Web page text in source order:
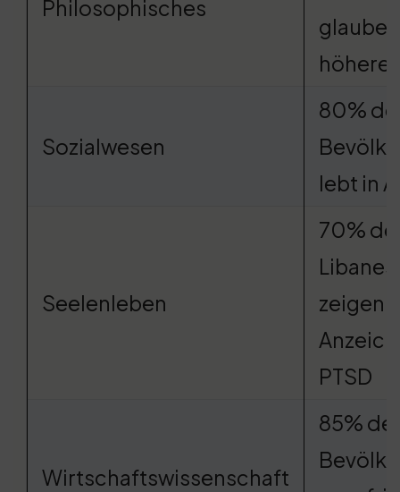
Philosophisches
höhere
Sozialwesen
80%
lebt in
Seelenleben
70%
zeigen
PTSD
Wirtschaftswissenschaft
85%